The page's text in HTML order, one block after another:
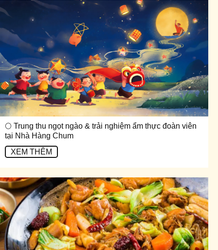
🌕 Trung thu ngọt ngào & trải nghiệm ẩm thực đoàn viên
tại Nhà Hàng Chum
XEM THÊM